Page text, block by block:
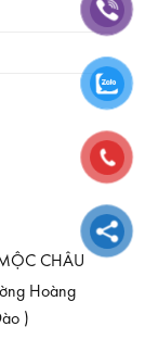
CHÂU
Hoàng
)